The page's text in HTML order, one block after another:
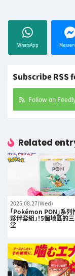
WhatsApp
Subscribe RSS
Follow on
Related
2025.08.27(Wed)
「Pokémon PON」系列
夥伴套組」！5個地區的
堂